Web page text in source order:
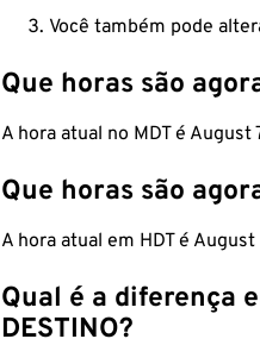
Você também pode
Que horas são
A hora atual no MDT é August
Que horas são
A hora atual em HDT é
Qual é a diferença
DESTINO?